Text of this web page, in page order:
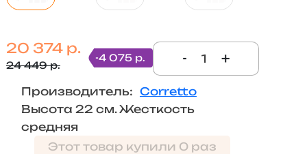
20 374 р.
24 449 р.
-4 075 р. - +
Производитель: Corretto
Высота 22 см. Жесткость
средняя
Этот товар купили 0 раз